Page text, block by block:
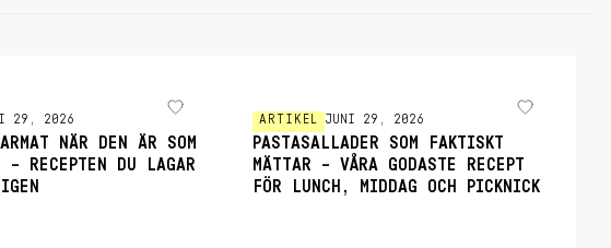
29, 2026
NÄR DEN ÄR SOM
– RECEPTEN DU LAGAR
ARTIKEL JUNI 29, 2026
PASTASALLADER SOM FAKTISKT
MÄTTAR – VÅRA GODASTE RECEPT
FÖR LUNCH, MIDDAG OCH PICKNICK